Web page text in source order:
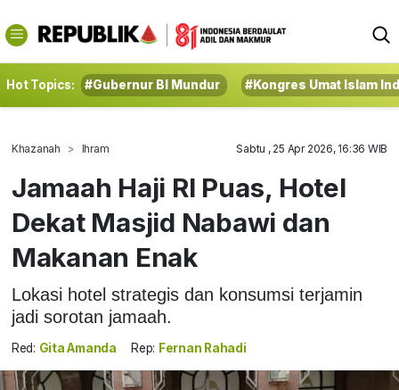
Hot Topics: #Gubernur BI Mundur #Kongres Umat Islam
Khazanah Ihram Sabtu , 25 Apr 2026, 16:36 WIB
Jamaah Haji RI Puas, Hotel
Dekat Masjid Nabawi dan
Makanan Enak
Lokasi hotel strategis dan konsumsi terjamin
jadi sorotan jamaah.
Red: Gita Amanda Rep: Fernan Rahadi